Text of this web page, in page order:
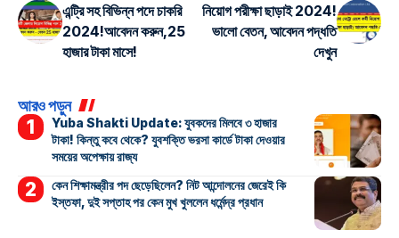
এন্ট্রি সহ বিভিন্ন পদে চাকরি
2024!আবেদন করুন,25
হাজার টাকা মাসে!
নিয়োগ পরীক্ষা ছাড়াই 2024!
ভালো বেতন, আবেদন পদ্ধতি
দেখুন
আরও পড়ুন
Yuba Shakti Update: যুবকদের মিলবে ৩ হাজার
টাকা! কিন্তু কবে থেকে? যুবশক্তি ভরসা কার্ডে টাকা দেওয়ার
সময়ের অপেক্ষায় রাজ্য
কেন শিক্ষামন্ত্রীর পদ ছেড়েছিলেন? নিট আন্দোলনের জেরেই কি
ইস্তফা, দুই সপ্তাহ পর কেন মুখ খুললেন ধর্মেন্দ্র প্রধান